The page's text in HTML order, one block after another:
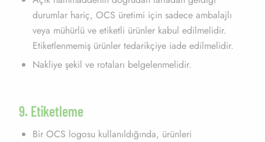
durumlar hariç, OCS üretimi için sadece ambalajlı
veya mühürlü ve etiketli ürünler kabul edilmelidir.
Etiketlenmemiş ürünler tedarikçiye iade edilmelidir.
Nakliye şekil ve rotaları belgelenmelidir.
9. Etiketleme
Bir OCS logosu kullanıldığında, ürünleri